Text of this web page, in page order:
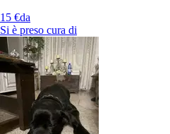
15 €da
Si è preso cura di